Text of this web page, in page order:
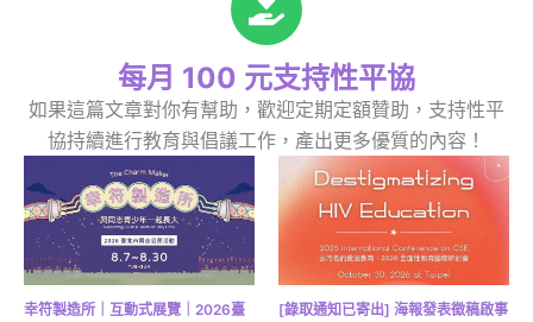
每月 100 元支持性平協
如果這篇文章對你有幫助，歡迎定期定額贊助，支持性平
協持續進行教育與倡議工作，產出更多優質的內容！
幸符製造所｜互動式展覽｜2026臺
[錄取通知已寄出] 海報發表徵稿啟事